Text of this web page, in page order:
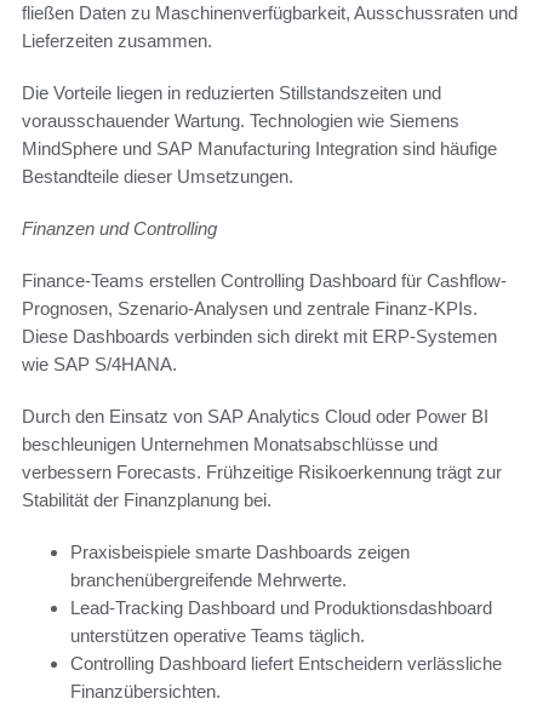
fließen Daten zu Maschinenverfügbarkeit, Ausschussraten und
Lieferzeiten zusammen.
Die Vorteile liegen in reduzierten Stillstandszeiten und
vorausschauender Wartung. Technologien wie Siemens
MindSphere und SAP Manufacturing Integration sind häufige
Bestandteile dieser Umsetzungen.
Finanzen und Controlling
Finance-Teams erstellen Controlling Dashboard für Cashflow-
Prognosen, Szenario-Analysen und zentrale Finanz-KPIs.
Diese Dashboards verbinden sich direkt mit ERP-Systemen
wie SAP S/4HANA.
Durch den Einsatz von SAP Analytics Cloud oder Power BI
beschleunigen Unternehmen Monatsabschlüsse und
verbessern Forecasts. Frühzeitige Risikoerkennung trägt zur
Stabilität der Finanzplanung bei.
Praxisbeispiele smarte Dashboards zeigen
branchenübergreifende Mehrwerte.
Lead-Tracking Dashboard und Produktionsdashboard
unterstützen operative Teams täglich.
Controlling Dashboard liefert Entscheidern verlässliche
Finanzübersichten.